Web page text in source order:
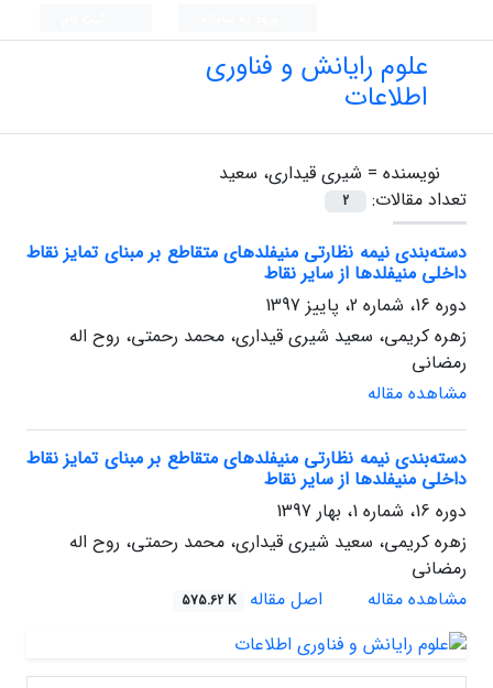
علوم رایانش و فناوری
اطلاعات
نویسنده = شیری قیداری، سعید
تعداد مقالات:
2
دسته‌بندی نیمه نظارتی منیفلدهای متقاطع بر مبنای تمایز نقاط
داخلی منیفلدها از سایر نقاط
دوره 16، شماره 2، پاییز 1397
زهره کریمی، سعید شیری قیداری، محمد رحمتی، روح اله
رمضانی
مشاهده مقاله
دسته‌بندی نیمه نظارتی منیفلدهای متقاطع بر مبنای تمایز نقاط
داخلی منیفلدها از سایر نقاط
دوره 16، شماره 1، بهار 1397
زهره کریمی، سعید شیری قیداری، محمد رحمتی، روح اله
رمضانی
مشاهده مقاله
اصل مقاله 575.62 K